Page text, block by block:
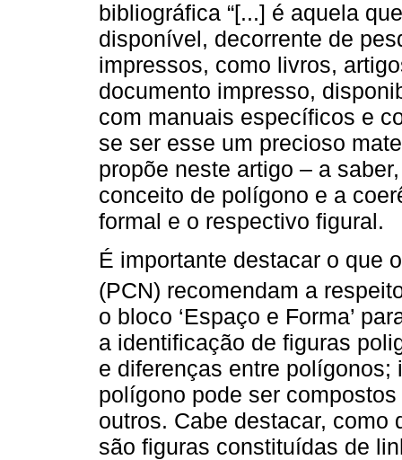
bibliográfica “[...] é aquela
disponível, decorrente de
impressos, como livros,
documento impresso,
com manuais específicos e
se ser esse um precioso
propõe neste artigo – a
conceito de polígono e a
formal e o respectivo figural.
É importante destacar o que
(PCN) recomendam a
o bloco ‘Espaço e Forma’
a identificação de figuras
e diferenças entre
polígono pode ser
outros. Cabe destacar, como
são figuras constituídas de